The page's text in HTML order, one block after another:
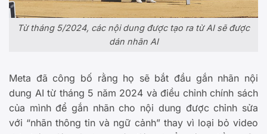
Từ tháng 5/2024, các nội dung được tạo ra từ AI sẽ được
dán nhãn AI
Meta đã công bố rằng họ sẽ bắt đầu gắn nhãn nội
dung AI từ tháng 5 năm 2024 và điều chỉnh chính sách
của mình để gắn nhãn cho nội dung được chỉnh sửa
với “nhãn thông tin và ngữ cảnh” thay vì loại bỏ video